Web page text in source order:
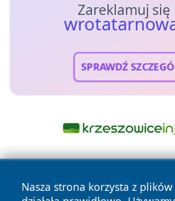
Zareklamuj się
SPRAWDŹ
Nasza strona korzysta z